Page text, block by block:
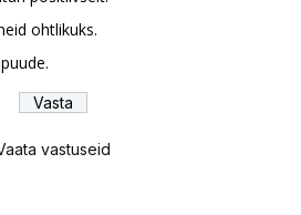
ohtlikuks.
vastuseid